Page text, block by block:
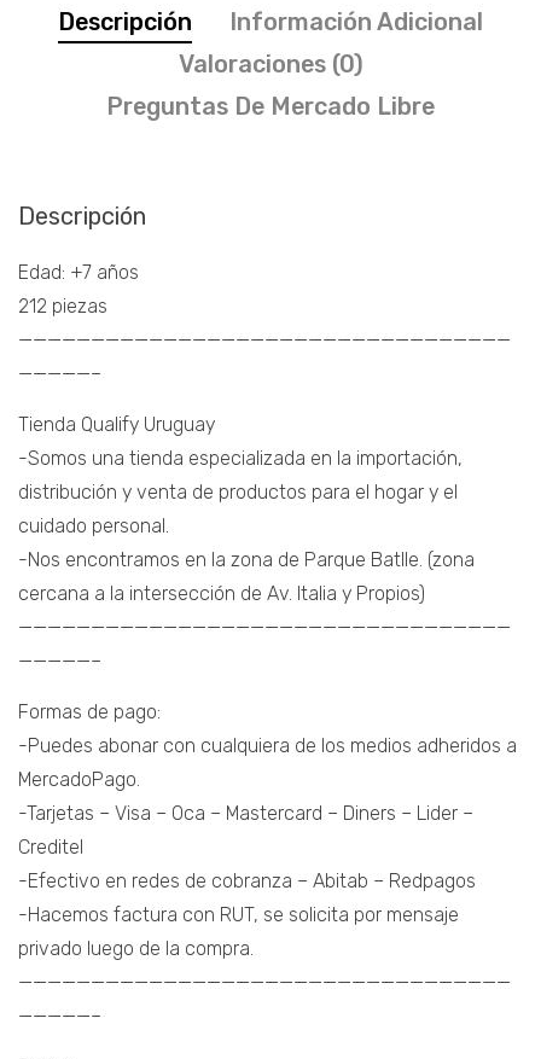
Descripción
Información Adicional
Valoraciones (0)
Preguntas De Mercado Libre
Descripción
Edad: +7 años
212 piezas
——————————————————————————————————
—————–
Tienda Qualify Uruguay
-Somos una tienda especializada en la importación,
distribución y venta de productos para el hogar y el
cuidado personal.
-Nos encontramos en la zona de Parque Batlle. (zona
cercana a la intersección de Av. Italia y Propios)
——————————————————————————————————
—————–
Formas de pago:
-Puedes abonar con cualquiera de los medios adheridos a
MercadoPago.
-Tarjetas – Visa – Oca – Mastercard – Diners – Lider –
Creditel
-Efectivo en redes de cobranza – Abitab – Redpagos
-Hacemos factura con RUT, se solicita por mensaje
privado luego de la compra.
——————————————————————————————————
—————–